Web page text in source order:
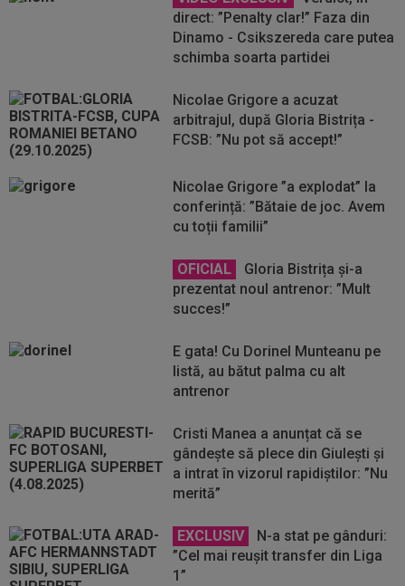
direct: ”Penalty clar!” Faza din
Dinamo - Csikszereda care putea
schimba soarta partidei
Nicolae Grigore a acuzat
arbitrajul, după Gloria Bistrița -
FCSB: ”Nu pot să accept!”
Nicolae Grigore ”a explodat” la
conferință: ”Bătaie de joc. Avem
cu toții familii”
OFICIAL
Gloria Bistrița și-a
prezentat noul antrenor: ”Mult
succes!”
E gata! Cu Dorinel Munteanu pe
listă, au bătut palma cu alt
antrenor
Cristi Manea a anunțat că se
gândește să plece din Giulești și
a intrat în vizorul rapidiștilor: ”Nu
merită”
EXCLUSIV
N-a stat pe gânduri:
”Cel mai reușit transfer din Liga
1”